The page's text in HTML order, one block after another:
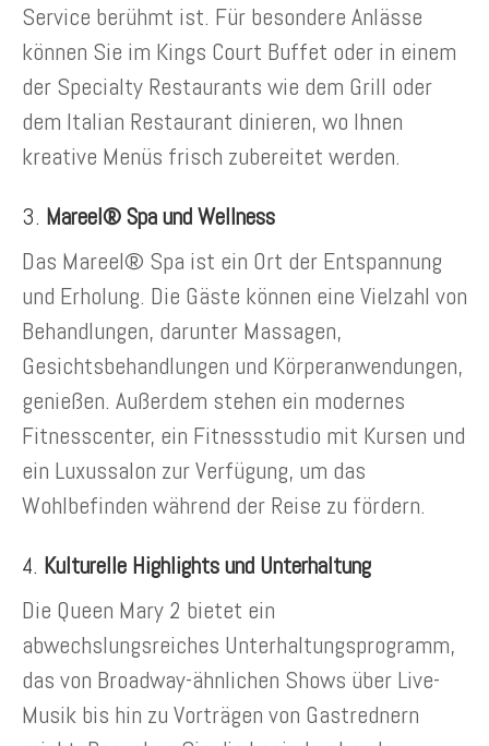
Service berühmt ist. Für besondere Anlässe
können Sie im Kings Court Buffet oder in einem
der Specialty Restaurants wie dem Grill oder
dem Italian Restaurant dinieren, wo Ihnen
kreative Menüs frisch zubereitet werden.
3. Mareel® Spa und Wellness
Das Mareel® Spa ist ein Ort der Entspannung
und Erholung. Die Gäste können eine Vielzahl von
Behandlungen, darunter Massagen,
Gesichtsbehandlungen und Körperanwendungen,
genießen. Außerdem stehen ein modernes
Fitnesscenter, ein Fitnessstudio mit Kursen und
ein Luxussalon zur Verfügung, um das
Wohlbefinden während der Reise zu fördern.
4. Kulturelle Highlights und Unterhaltung
Die Queen Mary 2 bietet ein
abwechslungsreiches Unterhaltungsprogramm,
das von Broadway-ähnlichen Shows über Live-
Musik bis hin zu Vorträgen von Gastrednern